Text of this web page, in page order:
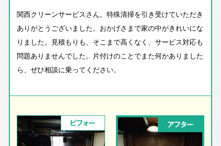
関西クリーンサービスさん。特殊清掃を引き受けていただき
ありがとうございました。おかげさまで家の中がきれいにな
りました。見積もりも、そこまで高くなく、サービス対応も
問題ありませんでした。片付けのことでまた何かありました
ら、ぜひ相談に乗ってください。
ビフォー アフター